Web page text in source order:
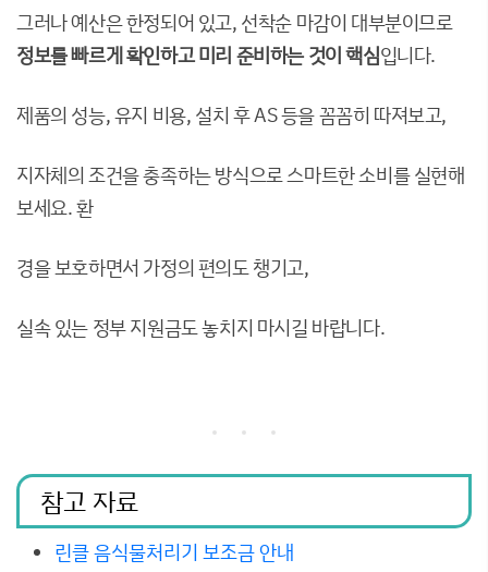
그러나 예산은 한정되어 있고, 선착순 마감이 대부분이므로
정보를 빠르게 확인하고 미리 준비하는 것이 핵심입니다.
제품의 성능, 유지 비용, 설치 후 AS 등을 꼼꼼히 따져보고,
지자체의 조건을 충족하는 방식으로 스마트한 소비를 실현해
보세요. 환
경을 보호하면서 가정의 편의도 챙기고,
실속 있는 정부 지원금도 놓치지 마시길 바랍니다.
참고 자료
린클 음식물처리기 보조금 안내